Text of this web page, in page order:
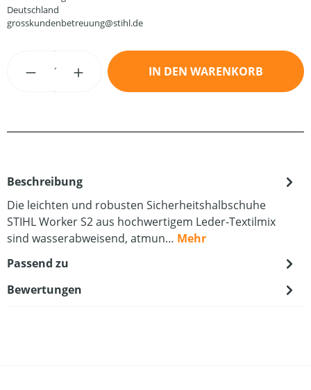
Deutschland
grosskundenbetreuung@stihl.de
Produkt Anzahl: Gib den gewünschten
IN DEN WARENKORB
Beschreibung
Die leichten und robusten Sicherheitshalbschuhe
STIHL Worker S2 aus hochwertigem Leder-Textilmix
sind wasserabweisend, atmun… Mehr
Passend zu
Bewertungen